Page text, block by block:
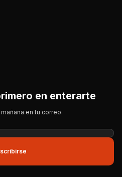
en enterarte
en tu correo.